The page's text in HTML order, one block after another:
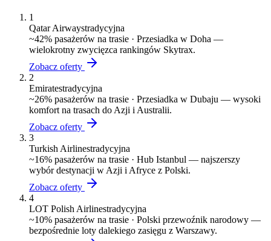
1
Qatar Airwaystradycyjna
~42% pasażerów na trasie · Przesiadka w Doha —
wielokrotny zwycięzca rankingów Skytrax.
Zobacz oferty
2
Emiratestradycyjna
~26% pasażerów na trasie · Przesiadka w Dubaju — wysoki
komfort na trasach do Azji i Australii.
Zobacz oferty
3
Turkish Airlinestradycyjna
~16% pasażerów na trasie · Hub Istanbul — najszerszy
wybór destynacji w Azji i Afryce z Polski.
Zobacz oferty
4
LOT Polish Airlinestradycyjna
~10% pasażerów na trasie · Polski przewoźnik narodowy —
bezpośrednie loty dalekiego zasięgu z Warszawy.